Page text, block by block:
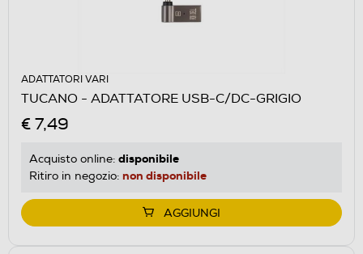
ADATTATORI VARI
TUCANO - ADATTATORE USB-C/DC-GRIGIO
€ 7,49
Acquisto online: disponibile
Ritiro in negozio: non disponibile
AGGIUNGI